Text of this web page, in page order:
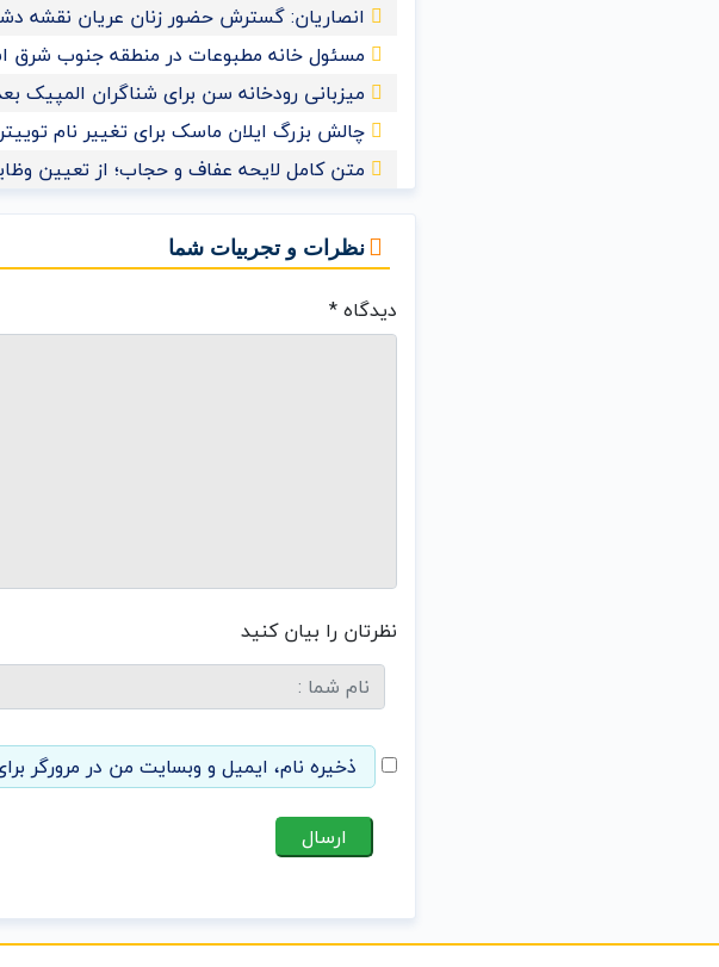
انصاریان: گسترش حضور زنان عریان نقشه
مسئول خانه مطبوعات در منطقه جنوب
میزبانی رودخانه سن برای شناگران المپیک بعد از
چالش بزرگ ایلان ماسک برای تغییر نام
متن کامل لایحه عفاف و حجاب؛ از تعیین
نظرات و تجربیات شما
دیدگاه*
نظرتان را بیان کنید
ذخیره نام، ایمیل و وبسایت من در مرورگر